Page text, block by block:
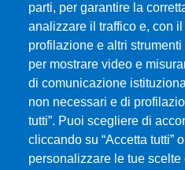
parti, per garantire la
analizzare il traffico e, con
profilazione e altri
per mostrare video e
di comunicazione
non necessari e di
tutti”. Puoi scegliere di
cliccando su “Accetta tutti”
personalizzare le tue scelte
Università degli Studi di
Piazza Pugliatti, 1 - 98122
Cod. Fiscale 80004070837
P.IVA 00724160833
Centralino: 090 676 1
MENÙ SOCIAL